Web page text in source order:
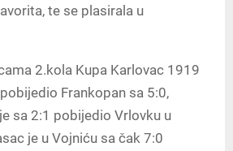
te se plasirala u
2.kola Kupa Karlovac 1919
Frankopan sa 5:0,
sa 2:1 pobijedio Vrlovku u
je u Vojniću sa čak 7:0